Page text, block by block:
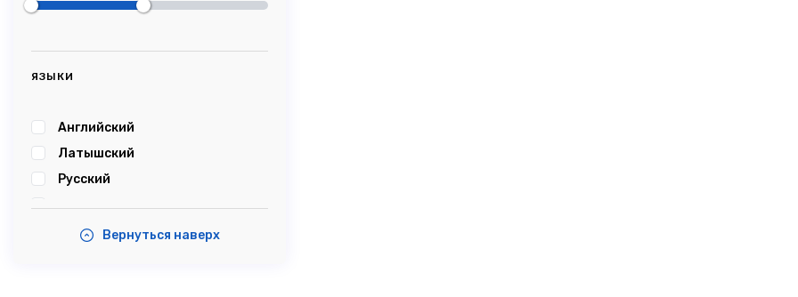
#Karosta
#karostanightinprison
#Summersound
ЯЗЫКИ
Английский
Латышский
Русский
Эстонский
Вернуться наверх